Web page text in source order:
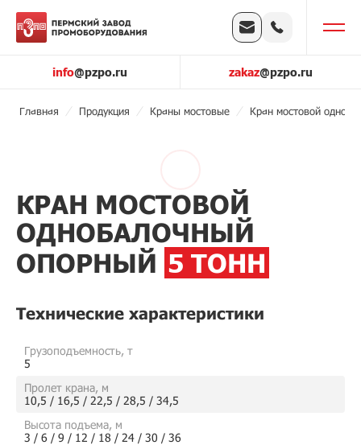
info@pzpo.ru zakaz@pzpo.ru
Главная Продукция Краны мостовые Кран мостовой
КРАН МОСТОВОЙ
ОДНОБАЛОЧНЫЙ
ОПОРНЫЙ 5 ТОНН
Технические характеристики
Грузоподъемность, т
5
Пролет крана, м
10,5 / 16,5 / 22,5 / 28,5 / 34,5
Высота подъема, м
3 / 6 / 9 / 12 / 18 / 24 / 30 / 36